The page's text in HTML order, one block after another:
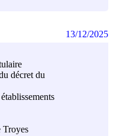
décret du
Troyes
13/12/2025